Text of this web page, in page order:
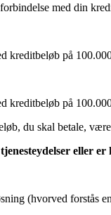
med din
kreditbeløb på
kreditbeløb på
du skal betale,
eller
(hvorved forstås